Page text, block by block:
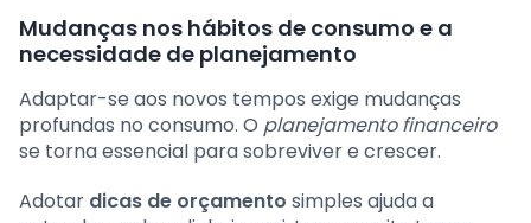
Mudanças nos hábitos de consumo e a
necessidade de planejamento
Adaptar-se aos novos tempos exige mudanças
profundas no consumo. O planejamento financeiro
se torna essencial para sobreviver e crescer.
Adotar dicas de orçamento simples ajuda a